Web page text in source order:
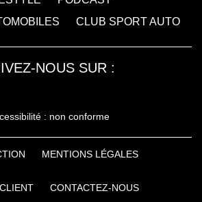
CLUB SPORT AUTO
NOUS SUR :
: non conforme
MENTIONS LÉGALES
CONTACTEZ-NOUS